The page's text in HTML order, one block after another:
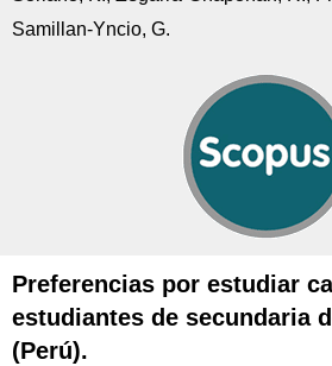
Samillan-Yncio, G.
Preferencias por estudiar
estudiantes de secundaria
(Perú).